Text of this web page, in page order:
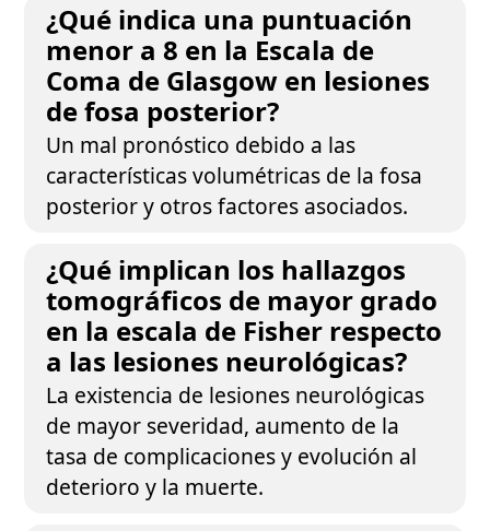
¿Qué indica una puntuación
menor a 8 en la Escala de
Coma de Glasgow en lesiones
de fosa posterior?
Un mal pronóstico debido a las
características volumétricas de la fosa
posterior y otros factores asociados.
¿Qué implican los hallazgos
tomográficos de mayor grado
en la escala de Fisher respecto
a las lesiones neurológicas?
La existencia de lesiones neurológicas
de mayor severidad, aumento de la
tasa de complicaciones y evolución al
deterioro y la muerte.